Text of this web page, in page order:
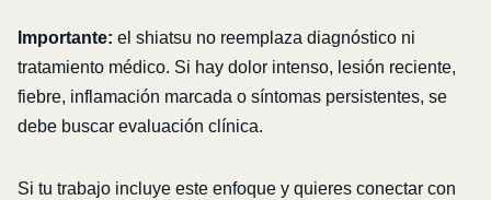
Importante: el shiatsu no reemplaza diagnóstico ni
tratamiento médico. Si hay dolor intenso, lesión reciente,
fiebre, inflamación marcada o síntomas persistentes, se
debe buscar evaluación clínica.
Si tu trabajo incluye este enfoque y quieres conectar con